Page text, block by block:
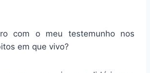
com o meu testemunho nos
em que vivo?